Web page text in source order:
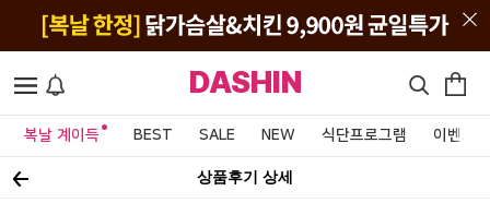
DASHIN
복날 계이득 BEST SALE NEW 식단프로그램 이벤트&
상품후기 상세